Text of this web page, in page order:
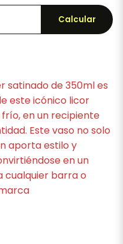
Calcular
satinado de 350ml es
este icónico licor
en un recipiente
Este vaso no solo
aporta estilo y
en un
barra o